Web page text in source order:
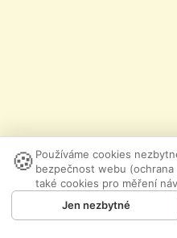
🍪 Používáme cookies
bezpečnost webu
také cookies pro měření
Jen nezbytné